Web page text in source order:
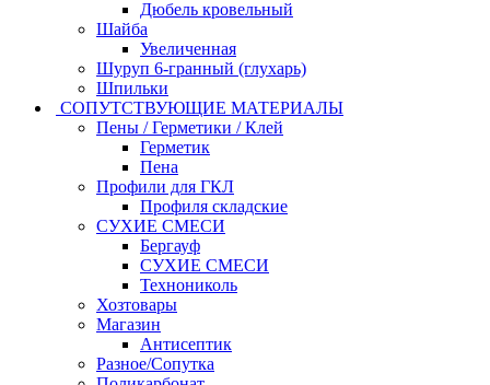
Дюбель кровельный
Шайба
Увеличенная
Шуруп 6-гранный (глухарь)
Шпильки
СОПУТСТВУЮЩИЕ МАТЕРИАЛЫ
Пены / Герметики / Клей
Герметик
Пена
Профили для ГКЛ
Профиля складские
СУХИЕ СМЕСИ
Бергауф
СУХИЕ СМЕСИ
Технониколь
Хозтовары
Магазин
Антисептик
Разное/Сопутка